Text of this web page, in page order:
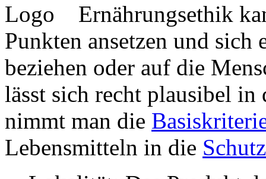
Ernährungsethik
Punkten ansetzen und sich
beziehen oder auf die
lässt sich recht plausibel in
nimmt man die
Lebensmitteln in die